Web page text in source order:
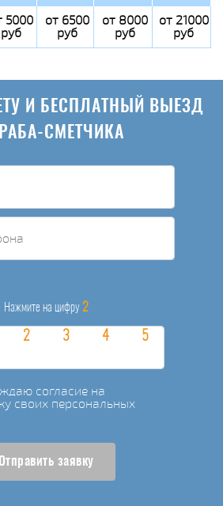
5000
руб
от 6500
руб
от 8000
руб
от 21000
руб
И БЕСПЛАТНЫЙ ВЫЕЗД
СМЕТЧИКА
Нажмите на цифру 2
согласие на
своих персональных
Отправить заявку